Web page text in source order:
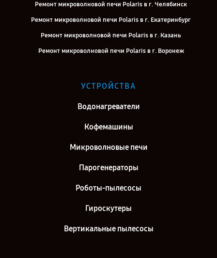
Ремонт микроволновой печи Polaris в г. Челябинск
Ремонт микроволновой печи Polaris в г. Екатеринбург
Ремонт микроволновой печи Polaris в г. Казань
Ремонт микроволновой печи Polaris в г. Воронеж
Ремонт микроволновой печи Polaris в г. Самара
Ремонт микроволновой печи Polaris в г. Москва
УСТРОЙСТВА
Водонагреватели
Кофемашины
Микроволновые печи
Парогенераторы
Роботы-пылесосы
Гироскутеры
Вертикальные пылесосы